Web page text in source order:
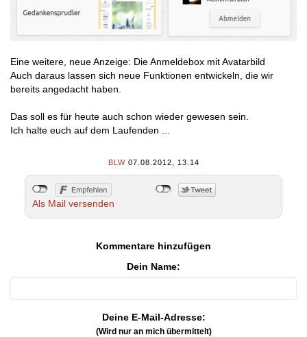
Eine weitere, neue Anzeige: Die Anmeldebox mit Avatarbild
Auch daraus lassen sich neue Funktionen entwickeln, die wir
bereits angedacht haben.
Das soll es für heute auch schon wieder gewesen sein.
Ich halte euch auf dem Laufenden ...
BLW07.08.2012, 13.14
Als Mail versenden
Kommentare hinzufügen
Dein Name:
Deine E-Mail-Adresse:
(Wird nur an mich übermittelt)